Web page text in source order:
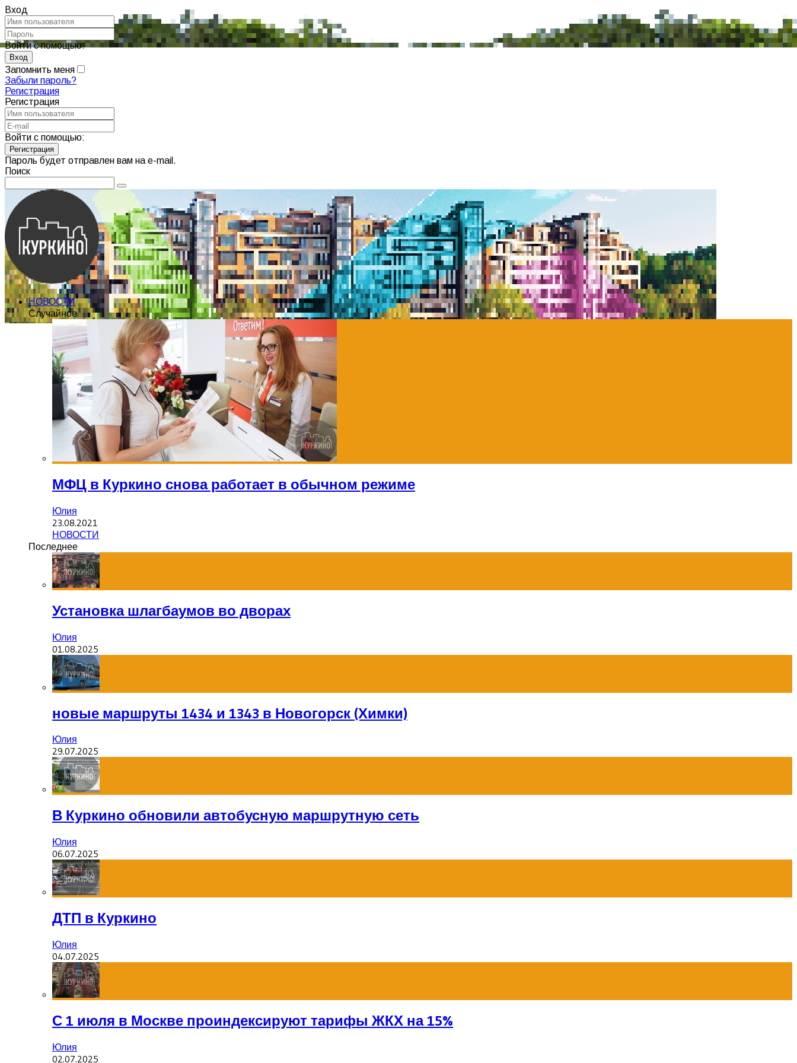
Вход
Войти с помощью:
Запомнить меня
Забыли пароль?
Регистрация
Регистрация
Войти с помощью:
Пароль будет отправлен вам на e-mail.
Поиск
НОВОСТИ
Случайное
МФЦ в Куркино снова работает в обычном режиме
Юлия
23.08.2021
НОВОСТИ
Последнее
Установка шлагбаумов во дворах
Юлия
01.08.2025
новые маршруты 1434 и 1343 в Новогорск (Химки)
Юлия
29.07.2025
В Куркино обновили автобусную маршрутную сеть
Юлия
06.07.2025
ДТП в Куркино
Юлия
04.07.2025
С 1 июля в Москве проиндексируют тарифы ЖКХ на 15%
Юлия
02.07.2025